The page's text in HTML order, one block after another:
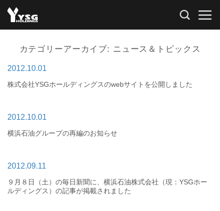
Skip
カテゴリーアーカイブ: ニュース＆トピックス
株式会社YSGホールディングスのwebサイトを公開しました
2012.10.01
横浜石油グループの再編のお知らせ
2012.10.01
９月８日（土）の毎日新聞に、横浜石油株式会社（現：YSGホー
ルディングス）の記事が掲載されました
2012.09.11